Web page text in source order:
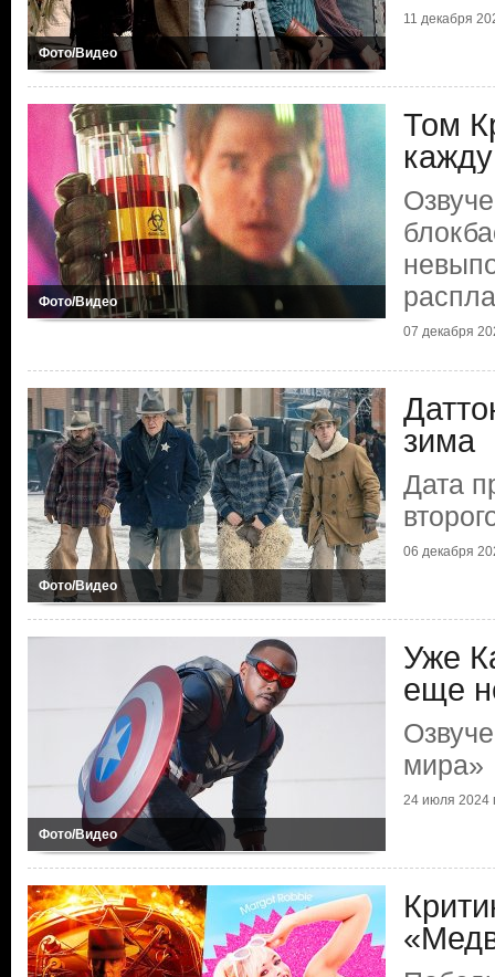
Фото/Видео
11 декабря
Фото/Видео
Том
07 декабря
Фото/Видео
зима
Дата
06 декабря
Фото/Видео
Уже
еще
мира»
24 июля 2024